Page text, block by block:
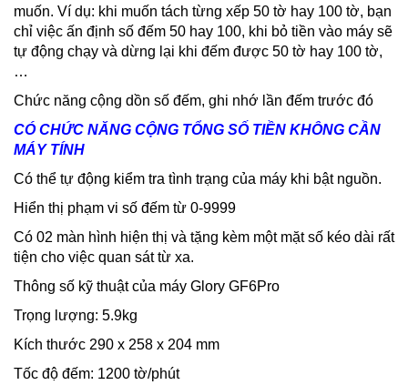
muốn. Ví dụ: khi muốn tách từng xếp 50 tờ hay 100 tờ, bạn
chỉ việc ấn định số đếm 50 hay 100, khi bỏ tiền vào máy sẽ
tự động chạy và dừng lại khi đếm được 50 tờ hay 100 tờ,
…
Chức năng cộng dồn số đếm, ghi nhớ lần đếm trước đó
CÓ CHỨC NĂNG CỘNG TỔNG SỐ TIỀN KHÔNG CẦN
MÁY TÍNH
Có thể tự động kiểm tra tình trạng của máy khi bật nguồn.
Hiển thị phạm vi số đếm từ 0-9999
Có 02 màn hình hiện thị và tặng kèm một mặt số kéo dài rất
tiện cho việc quan sát từ xa.
Thông số kỹ thuật của máy Glory GF6Pro
Trọng lượng: 5.9kg
Kích thước 290 x 258 x 204 mm
Tốc độ đếm: 1200 tờ/phút